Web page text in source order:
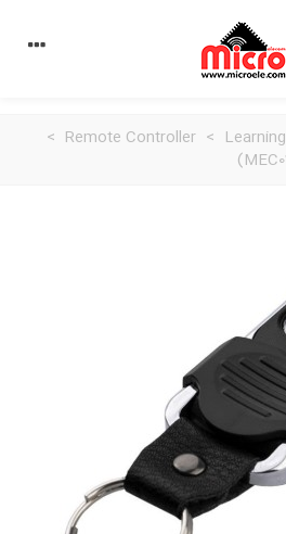
Remote Controller > Learning
>